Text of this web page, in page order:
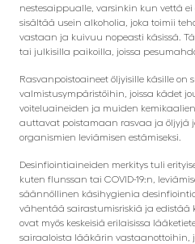
nestesaippualle, varsinkin kun vettä ei
sisältää usein alkoholia, joka toimii
vastaan ja kuivuu nopeasti käsissä.
tai julkisilla paikoilla, joissa
Rasvanpoistoaineet öljyisille käsille on
valmistusympäristöihin, joissa kädet
voiteluaineiden ja muiden
auttavat poistamaan rasvaa ja öljyjä
organismien leviämisen estämiseksi.
Desinfiointiaineiden merkitys tuli
kuten flunssan tai COVID-19:n,
säännöllinen käsihygienia
vähentää sairastumisriskiä ja edistää
ovat myös keskeisiä erilaisissa
sairaaloista lääkärin vastaanottoihin,